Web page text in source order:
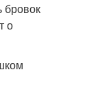
бровок
о